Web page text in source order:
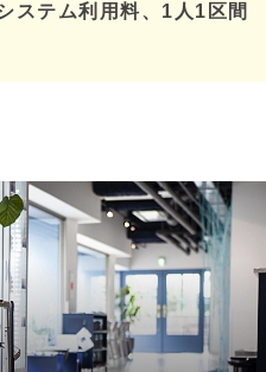
ステム利用料、1人1区間